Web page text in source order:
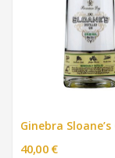
40,00 €